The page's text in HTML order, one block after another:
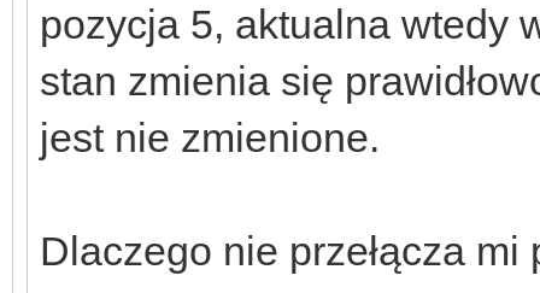
pozycja 5, aktualna wtedy
stan zmienia się
jest nie zmienione.
Dlaczego nie przełącza mi